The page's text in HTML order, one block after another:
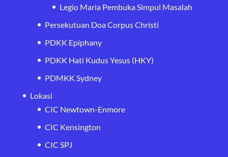
Legio Maria Pembuka Simpul Masalah
Persekutuan Doa Corpus Christi
PDKK Epiphany
PDKK Hati Kudus Yesus (HKY)
PDMKK Sydney
Lokasi
CIC Newtown-Enmore
CIC Kensington
CIC SPJ